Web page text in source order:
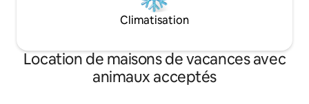
Climatisation
Location de maisons de vacances avec
animaux acceptés